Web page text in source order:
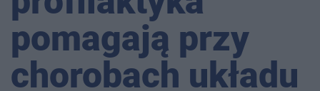
pomagają przy
chorobach układu